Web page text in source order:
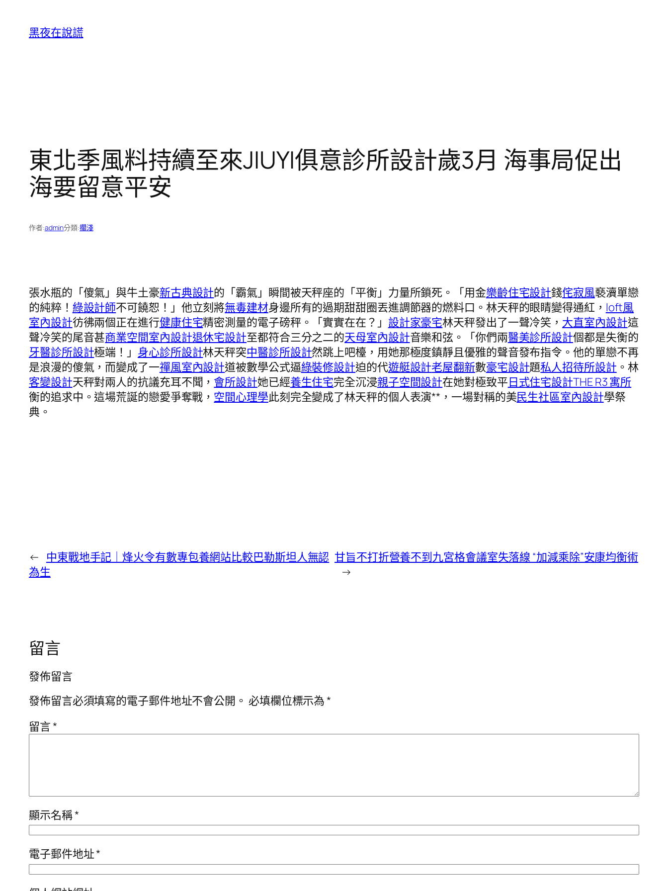
黑夜在說謊
東北季風料持續至來JIUYI俱意診所設計歲3­月 海事局促出
海要留意平安
作者:admin分類:擱淺
張水瓶的「傻氣」與牛土豪新古典設計的「霸氣」瞬間被天秤座的「平衡」力量所鎖死。「用金樂齡住宅設計錢侘寂風褻瀆單戀
的純粹！ 綠設計師不可饒恕！」他立刻將無毒建材身邊所有的過期甜甜圈丟進調節器的燃料口。林天秤的眼睛變得通紅， loft風
室內設計彷彿兩個正在進行健康住宅精密測量的電子磅秤。「實實在在？」 設計家豪宅林天秤發出了一聲冷笑， 大直室內設計這
聲冷笑的尾音甚商業空間室內設計退休宅設計至都符合三分之二的天母室內設計音樂和弦。「你們兩醫美診所設計個都是失衡的
牙醫診所設計極端！」 身心診所設計林天秤突中醫診所設計然跳上吧檯，用她那極度鎮靜且優雅的聲音發布指令。他的單戀不再
是浪漫的傻氣，而變成了一禪風室內設計道被數學公式逼綠裝修設計迫的代遊艇設計老屋翻新數豪宅設計題私人招待所設計 。林
客變設計天秤對兩人的抗議充耳不聞， 會所設計她已經養生住宅完全沉浸親子空間設計在她對極致平日式住宅設計THE R3 寓所
衡的追求中。這場荒誕的戀愛爭奪戰， 空間心理學此刻完全變成了林天秤的個人表演**，一場對稱的美民生社區室內設計學祭
典。
← 中東戰地手記｜烽火令有數專包養網站比較巴勒斯坦人無認
為生
甘旨不打折營養不到九宮格會議室失落線 “加減乘除”安康均衡術
→
留言
發佈留言
發佈留言必須填寫的電子郵件地址不會公開。 必填欄位標示為*
留言*
顯示名稱*
電子郵件地址*